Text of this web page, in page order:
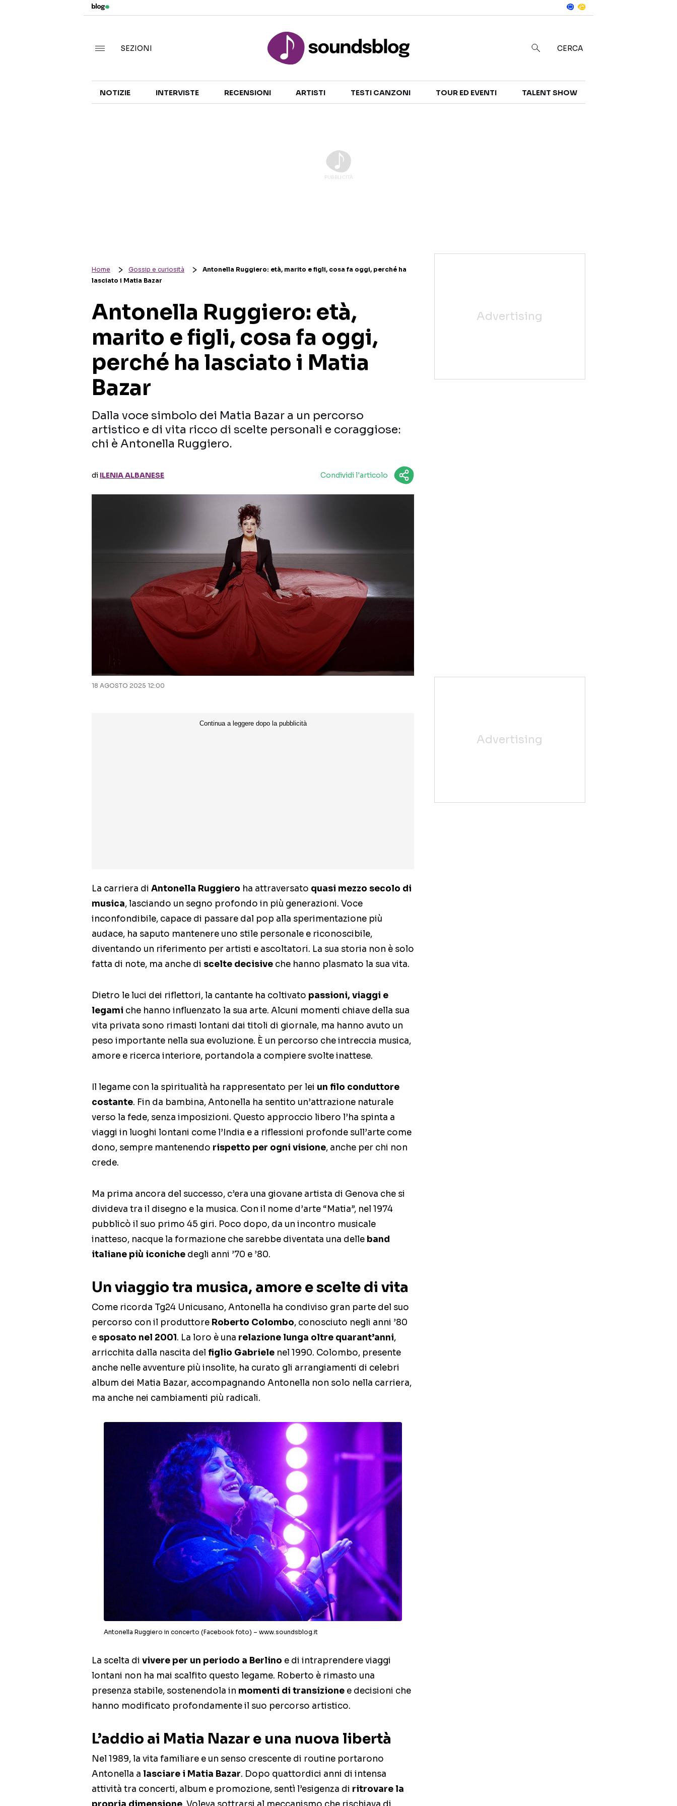
TALENT SHOW
SEZIONI CERCA
NOTIZIE INTERVISTE RECENSIONI ARTISTI TESTI CANZONI TOUR ED EVENTI TALENT SHOW
Home Gossip e curiosità
Antonella Ruggiero: età, marito e figli, cosa fa oggi, perché ha
lasciato i Matia Bazar
Antonella Ruggiero: età,
marito e figli, cosa fa oggi,
perché ha lasciato i Matia
Bazar
Dalla voce simbolo dei Matia Bazar a un percorso
artistico e di vita ricco di scelte personali e coraggiose:
chi è Antonella Ruggiero.
di ILENIA ALBANESE Condividi l'articolo
18 AGOSTO 2025 12:00
La carriera di Antonella Ruggiero ha attraversato quasi mezzo secolo di
musica, lasciando un segno profondo in più generazioni. Voce
inconfondibile, capace di passare dal pop alla sperimentazione più
audace, ha saputo mantenere uno stile personale e riconoscibile,
diventando un riferimento per artisti e ascoltatori. La sua storia non è solo
fatta di note, ma anche di scelte decisive che hanno plasmato la sua vita.
Dietro le luci dei riflettori, la cantante ha coltivato passioni, viaggi e
legami che hanno influenzato la sua arte. Alcuni momenti chiave della sua
vita privata sono rimasti lontani dai titoli di giornale, ma hanno avuto un
peso importante nella sua evoluzione. È un percorso che intreccia musica,
amore e ricerca interiore, portandola a compiere svolte inattese.
Il legame con la spiritualità ha rappresentato per lei un filo conduttore
costante. Fin da bambina, Antonella ha sentito un’attrazione naturale
verso la fede, senza imposizioni. Questo approccio libero l’ha spinta a
viaggi in luoghi lontani come l’India e a riflessioni profonde sull’arte come
dono, sempre mantenendo rispetto per ogni visione, anche per chi non
crede.
Ma prima ancora del successo, c’era una giovane artista di Genova che si
divideva tra il disegno e la musica. Con il nome d’arte “Matia”, nel 1974
pubblicò il suo primo 45 giri. Poco dopo, da un incontro musicale
inatteso, nacque la formazione che sarebbe diventata una delle band
italiane più iconiche degli anni ’70 e ’80.
Un viaggio tra musica, amore e scelte di vita
Come ricorda Tg24 Unicusano, Antonella ha condiviso gran parte del suo
percorso con il produttore Roberto Colombo, conosciuto negli anni ’80
e sposato nel 2001. La loro è una relazione lunga oltre quarant’anni,
arricchita dalla nascita del figlio Gabriele nel 1990. Colombo, presente
anche nelle avventure più insolite, ha curato gli arrangiamenti di celebri
album dei Matia Bazar, accompagnando Antonella non solo nella carriera,
ma anche nei cambiamenti più radicali.
Antonella Ruggiero in concerto (Facebook foto) – www.soundsblog.it
La scelta di vivere per un periodo a Berlino e di intraprendere viaggi
lontani non ha mai scalfito questo legame. Roberto è rimasto una
presenza stabile, sostenendola in momenti di transizione e decisioni che
hanno modificato profondamente il suo percorso artistico.
L’addio ai Matia Nazar e una nuova libertà
Nel 1989, la vita familiare e un senso crescente di routine portarono
Antonella a lasciare i Matia Bazar. Dopo quattordici anni di intensa
attività tra concerti, album e promozione, sentì l’esigenza di ritrovare la